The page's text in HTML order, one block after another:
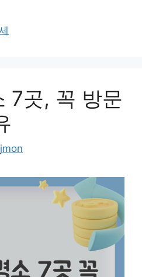
7곳, 꼭 방문
jmon